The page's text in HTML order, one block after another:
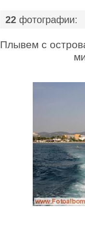
22 фотографии:
Плывем с